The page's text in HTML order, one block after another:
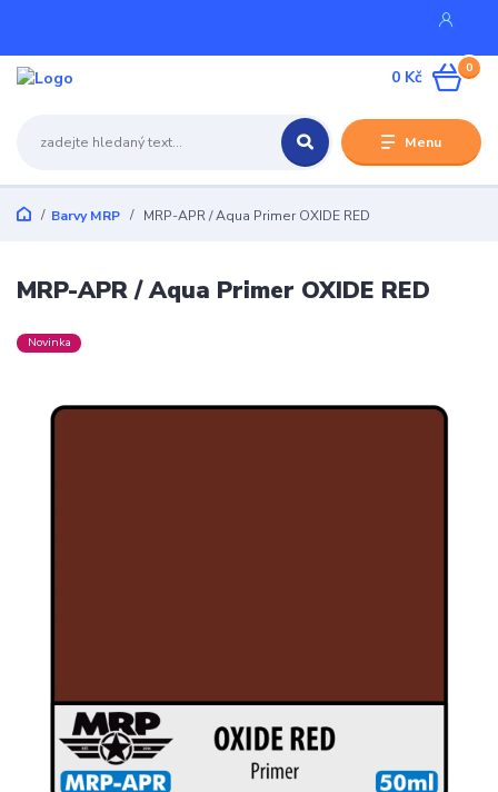
Menu
0
0 Kč
Barvy MRP MRP-APR / Aqua Primer OXIDE RED
MRP-APR / Aqua Primer OXIDE RED
Novinka